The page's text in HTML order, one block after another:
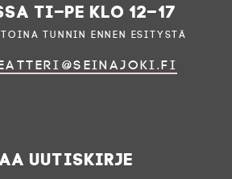
ti–pe klo 12–17
tunnin ennen esitystä
uutiskirje